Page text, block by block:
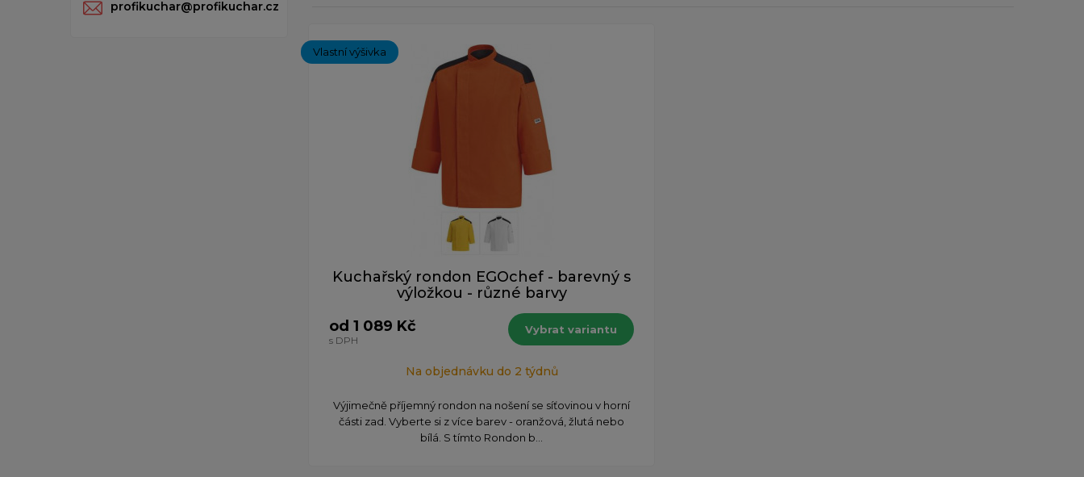
profikuchar@profikuchar.cz
Vlastní výšivka
Kuchařský rondon EGOchef - barevný s
výložkou - různé barvy
od 1 089 Kč
s DPH
Vybrat variantu
Na objednávku do 2 týdnů
Výjimečně příjemný rondon na nošení se síťovinou v horní
části zad. Vyberte si z více barev - oranžová, žlutá nebo
bílá. S tímto Rondon b...